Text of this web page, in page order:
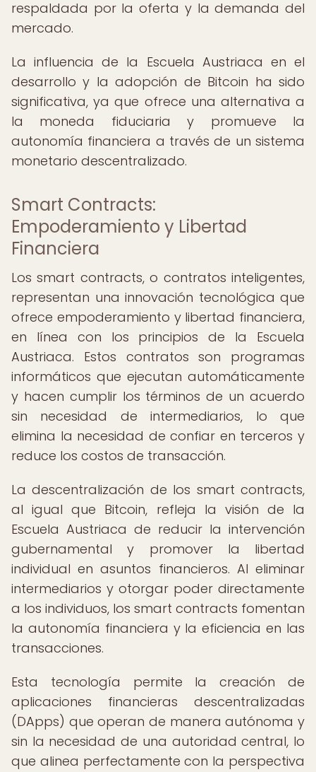
respaldada por la oferta y la demanda del
mercado.
La influencia de la Escuela Austriaca en el
desarrollo y la adopción de Bitcoin ha sido
significativa, ya que ofrece una alternativa a
la moneda fiduciaria y promueve la
autonomía financiera a través de un sistema
monetario descentralizado.
Smart Contracts:
Empoderamiento y Libertad
Financiera
Los smart contracts, o contratos inteligentes,
representan una innovación tecnológica que
ofrece empoderamiento y libertad financiera,
en línea con los principios de la Escuela
Austriaca. Estos contratos son programas
informáticos que ejecutan automáticamente
y hacen cumplir los términos de un acuerdo
sin necesidad de intermediarios, lo que
elimina la necesidad de confiar en terceros y
reduce los costos de transacción.
La descentralización de los smart contracts,
al igual que Bitcoin, refleja la visión de la
Escuela Austriaca de reducir la intervención
gubernamental y promover la libertad
individual en asuntos financieros. Al eliminar
intermediarios y otorgar poder directamente
a los individuos, los smart contracts fomentan
la autonomía financiera y la eficiencia en las
transacciones.
Esta tecnología permite la creación de
aplicaciones financieras descentralizadas
(DApps) que operan de manera autónoma y
sin la necesidad de una autoridad central, lo
que alinea perfectamente con la perspectiva